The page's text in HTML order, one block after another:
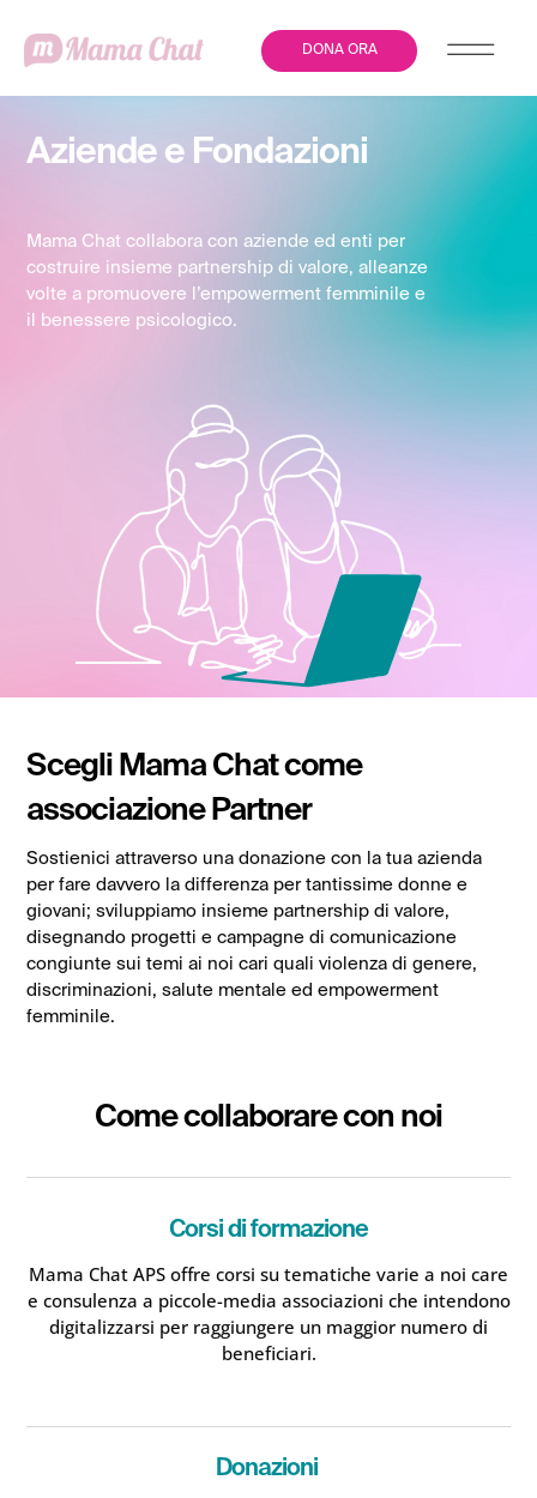
DONA ORA
Aziende e Fondazioni
Mama Chat collabora con aziende ed enti per
costruire insieme partnership di valore, alleanze
volte a promuovere l’empowerment femminile e
il benessere psicologico.
Scegli Mama Chat come
associazione Partner
Sostienici attraverso una donazione con la tua azienda
per fare davvero la differenza per tantissime donne e
giovani; sviluppiamo insieme partnership di valore,
disegnando progetti e campagne di comunicazione
congiunte sui temi ai noi cari quali violenza di genere,
discriminazioni, salute mentale ed empowerment
femminile.
Come collaborare con noi
Corsi di formazione
Mama Chat APS offre corsi su tematiche varie a noi care
e consulenza a piccole-media associazioni che intendono
digitalizzarsi per raggiungere un maggior numero di
beneficiari.
Donazioni